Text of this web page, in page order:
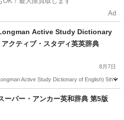
Ad
Active Study Dictionary
クティブ・スタディ英英辞典
8月7日
Active Study Dictionary of English) 5th
、辞書 英英辞典
ーパー・アンカー英和辞典 第5版